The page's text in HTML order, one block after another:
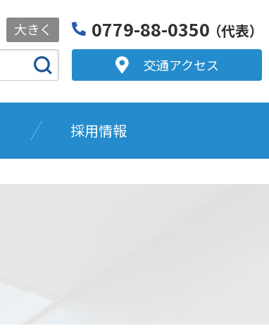
大きく 0779-88-0350 （代表）
交通アクセス
採用情報